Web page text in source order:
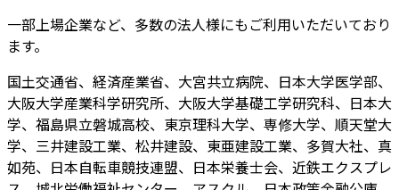
一部上場企業など、多数の法人様にもご利用いただいており
ます。
国土交通省、経済産業省、大宮共立病院、日本大学医学部、
大阪大学産業科学研究所、大阪大学基礎工学研究科、日本大
学、福島県立磐城高校、東京理科大学、専修大学、順天堂大
学、三井建設工業、松井建設、東亜建設工業、多賀大社、真
如苑、日本自転車競技連盟、日本栄養士会、近鉄エクスプレ